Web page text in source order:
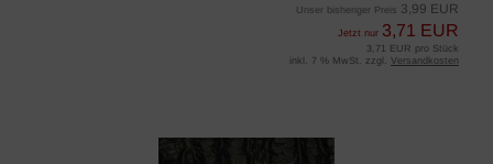
Unser bisheriger Preis 3,99 EUR
Jetzt nur 3,71 EUR
3,71 EUR pro Stück
inkl. 7 % MwSt. zzgl. Versandkosten